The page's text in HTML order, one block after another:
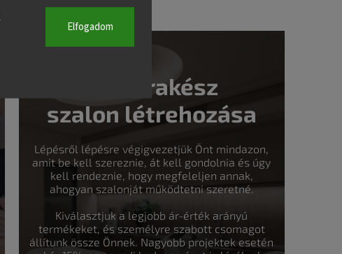
Elfogadom
Kulcsrakész
szalon létrehozása
Lépésről lépésre végigvezetjük Önt mindazon,
amit be kell szereznie, át kell gondolnia és úgy
kell rendeznie, hogy megfeleljen annak,
ahogyan szalonját működtetni szeretné.
Kiválasztjuk a legjobb ár-érték arányú
termékeket, és személyre szabott csomagot
állítunk össze Önnek. Nagyobb projektek esetén